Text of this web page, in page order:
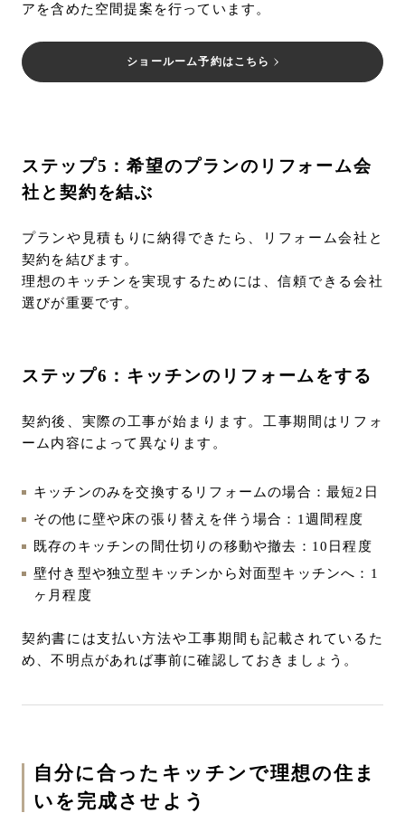
アを含めた空間提案を行っています。
ショールーム予約はこちら
ステップ5：希望のプランのリフォーム会
社と契約を結ぶ
プランや見積もりに納得できたら、リフォーム会社と
契約を結びます。
理想のキッチンを実現するためには、信頼できる会社
選びが重要です。
ステップ6：キッチンのリフォームをする
契約後、実際の工事が始まります。工事期間はリフォ
ーム内容によって異なります。
キッチンのみを交換するリフォームの場合：最短2日
その他に壁や床の張り替えを伴う場合：1週間程度
既存のキッチンの間仕切りの移動や撤去：10日程度
壁付き型や独立型キッチンから対面型キッチンへ：1
ヶ月程度
契約書には支払い方法や工事期間も記載されているた
め、不明点があれば事前に確認しておきましょう。
自分に合ったキッチンで理想の住ま
いを完成させよう